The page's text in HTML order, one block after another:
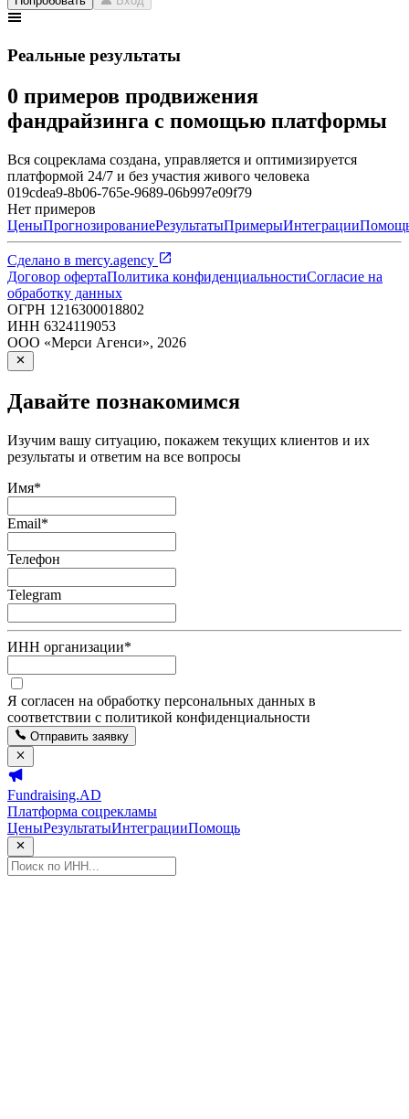
Реальные результаты
0 примеров продвижения
фандрайзинга с помощью платформы
Вся соцреклама создана, управляется и оптимизируется
платформой 24/7 и без участия живого человека
019cdea9-8b06-765e-9689-06b997e09f79
Нет примеров
ЦеныПрогнозированиеРезультатыПримерыИнтеграции
Сделано в mercy.agency
Договор офертаПолитика конфиденциальностиСогласие на
обработку данных
ОГРН 1216300018802
ИНН 6324119053
ООО «Мерси Агенси», 2026
Давайте познакомимся
Изучим вашу ситуацию, покажем текущих клиентов и их
результаты и ответим на все вопросы
Имя*
Email*
Телефон
Telegram
ИНН организации*
Я согласен на обработку персональных данных в
соответствии с политикой конфиденциальности
Отправить заявку
Fundraising.AD
Платформа соцрекламы
ЦеныРезультатыИнтеграцииПомощь